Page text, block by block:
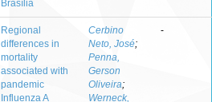
Brasília
Regional
differences in
mortality
associated with
pandemic
Influenza A
Cerbino
Neto, José;
Penna,
Gerson
Oliveira;
Werneck,
-